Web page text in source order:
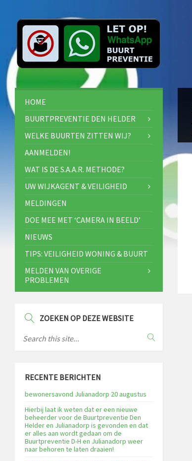
HOME
BUURTPREVENTIE DEN HELDER
WELKE BUURTEN ZITTEN WIJ?
AANMELDEN!
WAT IS DE S.A.A.R. METHODE?
UW WIJKAGENT & VEILIGHEID
MELDINGEN
DOE MEE MET ‘CAMERA IN BEELD’
NIEUWS
TIPS: VEILIGHEID WONING & BUURT
MELDEN VAN OVERIGE
PROBLEMEN
ZOEKEN OP DEZE WEBSITE
RECENTE BERICHTEN
bewonersavond Julianadorp 20 augustus
Hierbij laat ik weten dat er een nieuwe
beheerder voor de Buurtpreventie Den
Helder en Julianadorp is gevonden en dat
er alles aan wordt gedaan om de
Buurtpreventie D-H en Julianadorp weer
naar behoren te laten draaien!